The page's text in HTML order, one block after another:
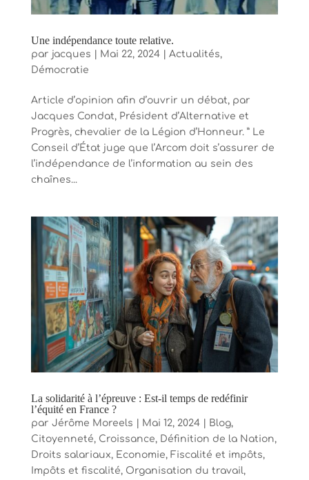
Une indépendance toute relative.
par jacques Mai 22, 2024| Actualités,
Démocratie
Article d’opinion afin d’ouvrir un débat, par
Jacques Condat, Président d’Alternative et
Progrès, chevalier de la Légion d’Honneur. ” Le
Conseil d’État juge que l’Arcom doit s’assurer de
l’indépendance de l’information au sein des
chaînes...
La solidarité à l’épreuve : Est-il temps de redéfinir
l’équité en France ?
par Jérôme Moreels | Mai 12, 2024| Blog,
Citoyenneté, Croissance, Définition de la Nation,
Droits salariaux, Economie, Fiscalité et impôts,
Impôts et fiscalité, Organisation du travail,